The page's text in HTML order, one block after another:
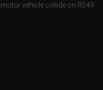
vehicle collide on R549